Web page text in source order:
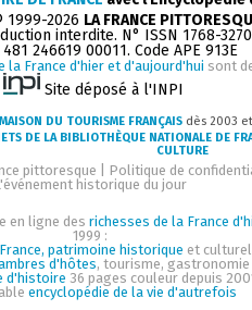
2026 LA FRANCE
interdite. N° ISSN 1768-
246619 00011. Code APE 913E
la France d'hier et d'aujourd'hui sont
Site déposé à l'INPI
MAISON DU TOURISME FRANÇAIS dès 2003
DE LA BIBLIOTHÈQUE NATIONALE DE
CULTURE
pittoresque
Politique de
historique du jour
en ligne des richesses de la France
1999 :
patrimoine historique et
d'hôtes, tourisme, gastronomie
d'histoire 36 pages couleur depuis
encyclopédie de la vie d'autrefois